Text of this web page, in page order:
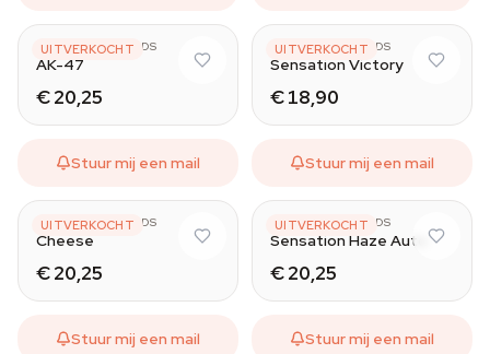
UITVERKOCHT
SENSATION SEEDS
AK-47
€ 20,25
Stuur mij een mail
UITVERKOCHT
SENSATION SEEDS
Sensation Victory
€ 18,90
Stuur mij een mail
UITVERKOCHT
SENSATION SEEDS
Cheese
€ 20,25
Stuur mij een mail
UITVERKOCHT
SENSATION SEEDS
Sensation Haze Auto
€ 20,25
Stuur mij een mail